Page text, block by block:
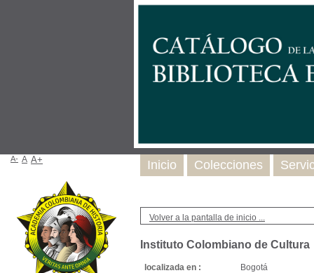
Volver a la pantalla de inicio ...
Instituto Colombiano de Cultura
localizada en :
Bogotá
Inicio Colecciones
A- A A+